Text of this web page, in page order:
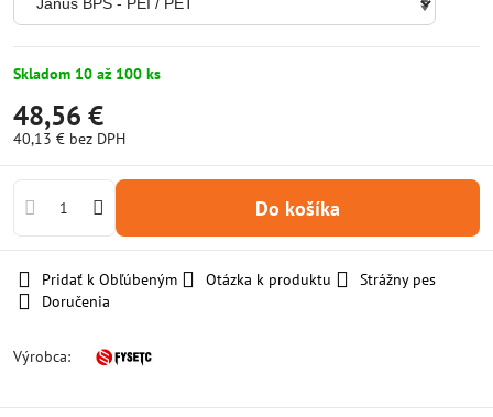
Skladom 10 až 100 ks
48,56 €
40,13 € bez DPH
Do košíka
Pridať k Obľúbeným Otázka k produktu
Strážny pes
Doručenia
Výrobca: